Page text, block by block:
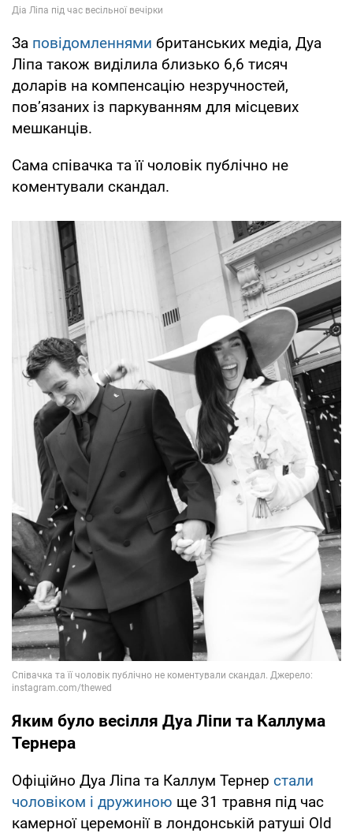
За повідомленнями британських медіа, Дуа
Ліпа також виділила близько 6,6 тисяч
доларів на компенсацію незручностей,
пов’язаних із паркуванням для місцевих
мешканців.
Сама співачка та її чоловік публічно не
коментували скандал.
Яким було весілля Дуа Ліпи та Каллума
Тернера
Офіційно Дуа Ліпа та Каллум Тернер стали
чоловіком і дружиною ще 31 травня під час
камерної церемонії в лондонській ратуші Old